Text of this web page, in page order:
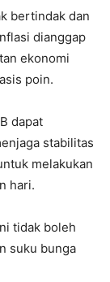
bertindak dan
dianggap
ekonomi
poin.
dapat
stabilitas
melakukan
hari.
tidak boleh
suku bunga